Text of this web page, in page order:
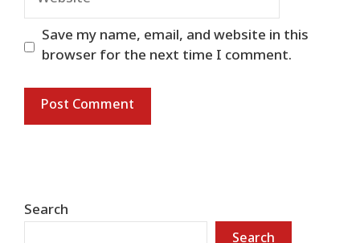
Save my name, email, and website in this
browser for the next time I comment.
Search
Search